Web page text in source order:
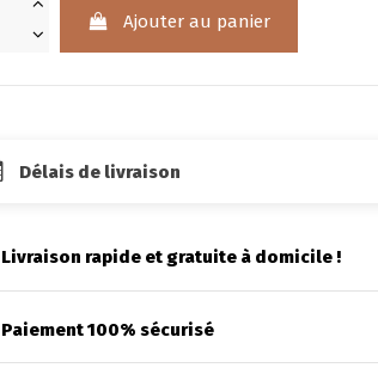
Ajouter au panier
Délais de livraison
Livraison rapide et gratuite à domicile !
Paiement 100% sécurisé